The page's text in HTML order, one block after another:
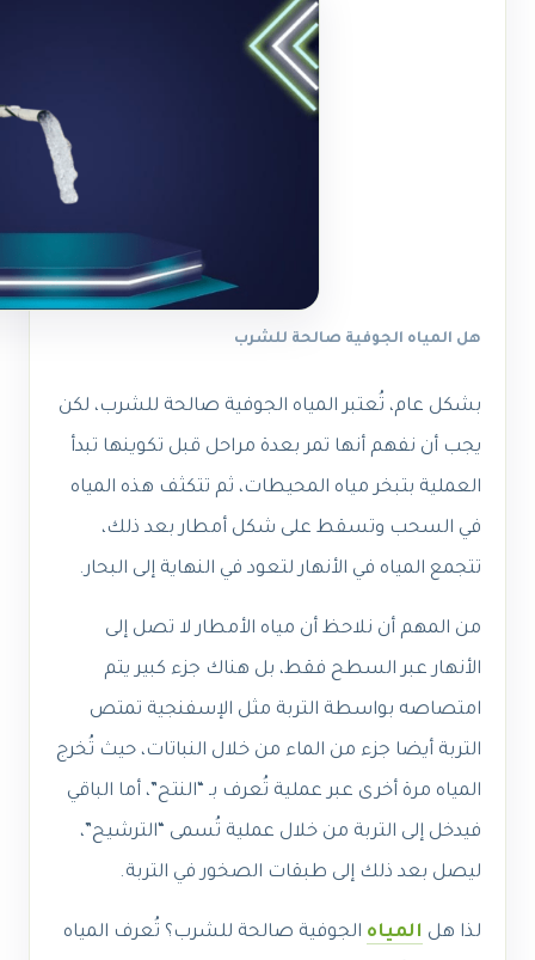
هل المياه الجوفية صالحة للشرب
بشكل عام، تُعتبر المياه الجوفية صالحة للشرب، لكن
يجب أن نفهم أنها تمر بعدة مراحل قبل تكوينها تبدأ
العملية بتبخر مياه المحيطات، ثم تتكثف هذه المياه
في السحب وتسقط على شكل أمطار بعد ذلك،
تتجمع المياه في الأنهار لتعود في النهاية إلى البحار.
من المهم أن نلاحظ أن مياه الأمطار لا تصل إلى
الأنهار عبر السطح فقط، بل هناك جزء كبير يتم
امتصاصه بواسطة التربة مثل الإسفنجية تمتص
التربة أيضا جزء من الماء من خلال النباتات، حيث تُخرج
المياه مرة أخرى عبر عملية تُعرف بـ “النتح”، أما الباقي
فيدخل إلى التربة من خلال عملية تُسمى “الترشيح”،
ليصل بعد ذلك إلى طبقات الصخور في التربة.
لذا هل المياه الجوفية صالحة للشرب؟ تُعرف المياه